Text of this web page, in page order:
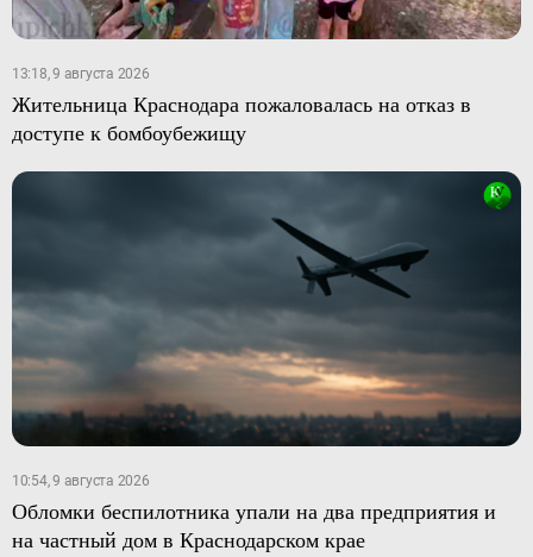
13:18, 9 августа 2026
Жительница Краснодара пожаловалась на отказ в
доступе к бомбоубежищу
10:54, 9 августа 2026
Обломки беспилотника упали на два предприятия и
на частный дом в Краснодарском крае